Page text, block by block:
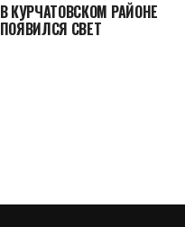
В КУРЧАТОВСКОМ РАЙОНЕ
ПОЯВИЛСЯ СВЕТ